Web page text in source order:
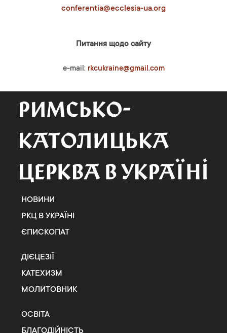
conferentia@ecclesia-ua.org
Питання щодо сайту
e-mail: rkcukraine@gmail.com
НОВИНИ
РКЦ В УКРАЇНІ
ЄПИСКОПАТ
ДІЄЦЕЗІЇ
КАТЕХИЗМ
МОЛИТОВНИК
ОСВІТА
БЛАГОДІЙНІСТЬ